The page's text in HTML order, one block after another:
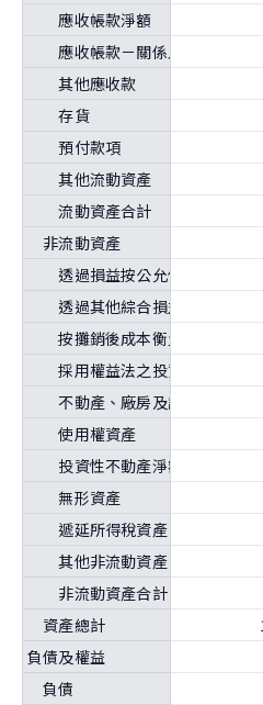
應收帳款淨額
應收帳款－關係人淨額
其他應收款
存貨
預付款項
其他流動資產
流動資產合計
非流動資產
透過損益按公允價值衡量之金
透過其他綜合損益按公允價值
按攤銷後成本衡量之金融資產
採用權益法之投資
不動產、廠房及設備
使用權資產
投資性不動產淨額
無形資產
遞延所得稅資產
其他非流動資產
非流動資產合計
資產總計
負債及權益
負債